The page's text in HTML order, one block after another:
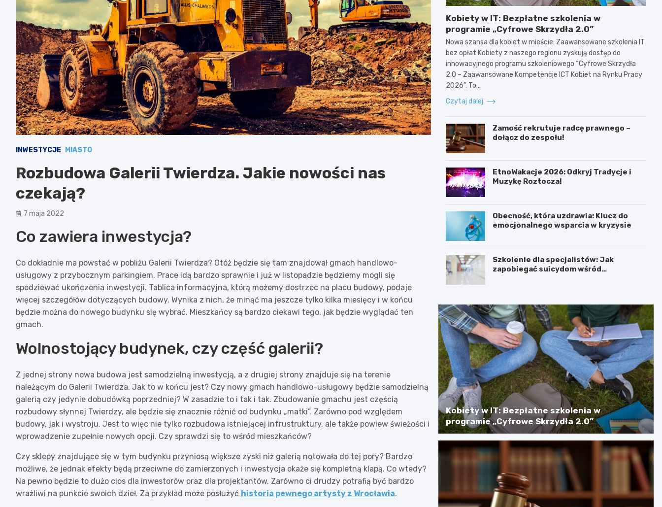
INWESTYCJE MIASTO
Rozbudowa Galerii Twierdza. Jakie nowości nas
czekają?
7 maja 2022
Co zawiera inwestycja?
Co dokładnie ma powstać w pobliżu Galerii Twierdza? Otóż będzie się tam znajdował gmach handlowo-
usługowy z przybocznym parkingiem. Prace idą bardzo sprawnie i już w listopadzie będziemy mogli się
spodziewać ukończenia inwestycji. Tablica informacyjna, którą możemy dostrzec na placu budowy, podaje
więcej szczegółów dotyczących budowy. Wynika z nich, że minąć ma jeszcze tylko kilka miesięcy i w końcu
będzie można do nowego budynku się wybrać. Mieszkańcy są bardzo ciekawi tego, jak będzie wyglądać ten
gmach.
Wolnostojący budynek, czy część galerii?
Z jednej strony nowa budowa jest samodzielną inwestycją, a z drugiej strony znajduje się na terenie
należącym do Galerii Twierdza. Jak to w końcu jest? Czy nowy gmach handlowo-usługowy będzie samodzielną
galerią czy jedynie dobudówką poprzedniej? W zasadzie to i tak i tak. Zbudowanie gmachu jest częścią
rozbudowy słynnej Twierdzy, ale będzie się znacznie różnić od budynku „matki”. Zarówno pod względem
budowy, jak i wystroju. Jest to więc nie tylko rozbudowa istniejącej infrustruktury, ale także powiew świeżości i
wprowadzenie zupełnie nowych opcji. Czy sprawdzi się to wśród mieszkańców?
Czy sklepy znajdujące się w tym budynku przyniosą większe zyski niż galerią notowała do tej pory? Bardzo
możliwe, że jednak efekty będą przeciwne do zamierzonych i inwestycja okaże się kompletną klapą. Co wtedy?
Na pewno będzie to dużo cios dla inwestorów oraz dla projektantów. Zarówno ci drudzy potrafią być bardzo
wrażliwi na punkcie swoich dzieł. Za przykład może posłużyć historia pewnego artysty z Wrocławia.
Kobiety w IT: Bezpłatne szkolenia w
programie „Cyfrowe Skrzydła 2.0”
Nowa szansa dla kobiet w mieście: Zaawansowane szkolenia IT
bez opłat Kobiety z naszego regionu zyskują dostęp do
innowacyjnego programu szkoleniowego “Cyfrowe Skrzydła
2.0 – Zaawansowane Kompetencje ICT Kobiet na Rynku Pracy
2026”. To…
Czytaj dalej
Zamość rekrutuje radcę prawnego –
dołącz do zespołu!
EtnoWakacje 2026: Odkryj Tradycje i
Muzykę Roztocza!
Obecność, która uzdrawia: Klucz do
emocjonalnego wsparcia w kryzysie
Szkolenie dla specjalistów: Jak
zapobiegać suicydom wśród
Kobiety w IT: Bezpłatne szkolenia w
programie „Cyfrowe Skrzydła 2.0”